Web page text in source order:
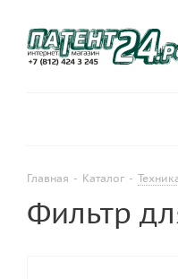
Главная - Каталог -
Фильтр